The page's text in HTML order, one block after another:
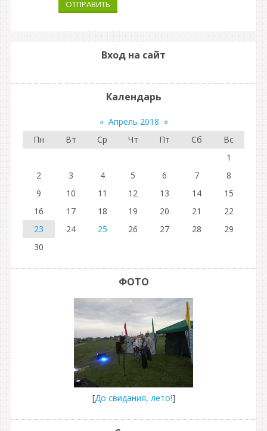
ОТПРАВИТЬ
Вход на сайт
Календарь
« Апрель 2018 »
Пн
Вт Ср Чт Пт Сб
Вс
1
2
3 4 5 6 7
8
9
10 11 12 13 14
15
16
17 18 19 20 21
22
23
24 25 26 27 28
29
30
ФОТО
[До свидания, лето!]